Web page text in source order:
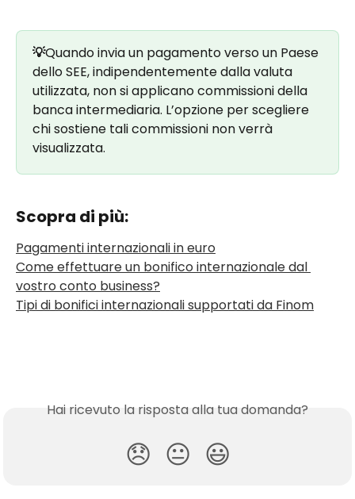
💡Quando invia un pagamento verso un Paese
dello SEE, indipendentemente dalla valuta
utilizzata, non si applicano commissioni della
banca intermediaria. L’opzione per scegliere
chi sostiene tali commissioni non verrà
visualizzata.
Scopra di più:
Pagamenti internazionali in euro
Come effettuare un bonifico internazionale dal
vostro conto business?
Tipi di bonifici internazionali supportati da Finom
Hai ricevuto la risposta alla tua domanda?
😞 😐 😃